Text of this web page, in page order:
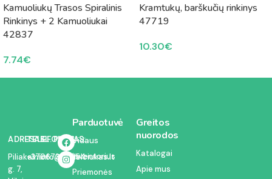
Kamuoliukų Trasos Spiralinis
Rinkinys + 2 Kamuoliukai
42837
7.74€
Kramtukų, barškučių rinkinys
47719
10.30€
ADRESAS:
Piliakalnio
g. 7,
TELEFONAS:
+37067350054
EL. PAŠTAS:
info@kodelciukas.lt
Parduotuvė
Vidaus
inventorius
Priemonės
Greitos
nuorodos
Katalogai
Apie mus